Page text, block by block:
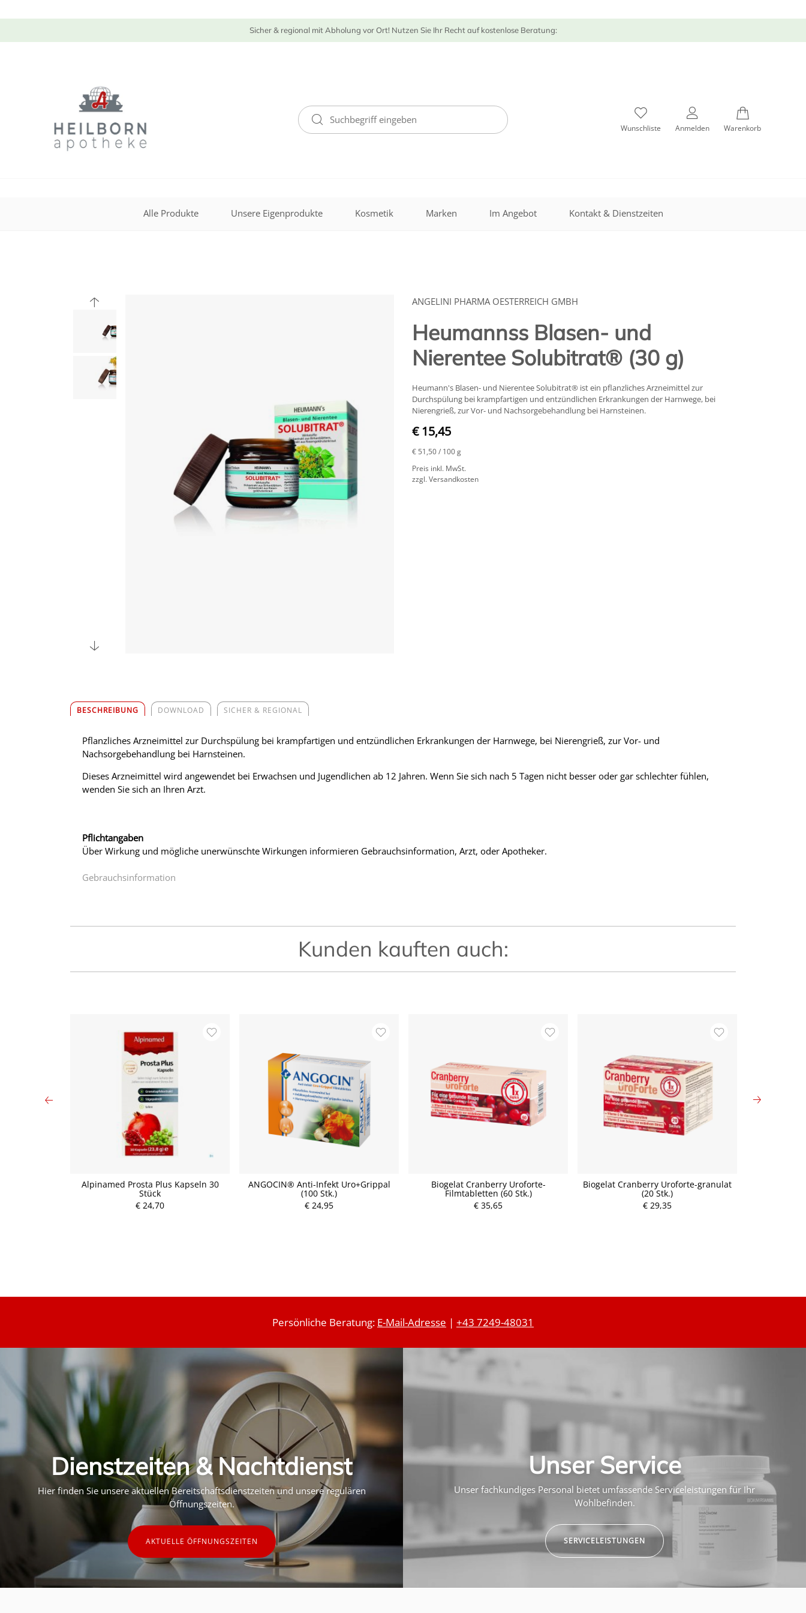
Sicher & regional mit Abholung vor Ort! Nutzen Sie Ihr Recht auf kostenlose Beratung:
Wunschliste Anmelden Warenkorb
Alle Produkte Unsere Eigenprodukte Kosmetik Marken Im Angebot Kontakt & Dienstzeiten
ANGELINI PHARMA OESTERREICH GMBH
Heumannss Blasen- und
Nierentee Solubitrat® (30 g)
Heumann's Blasen- und Nierentee Solubitrat® ist ein pflanzliches Arzneimittel zur
Durchspülung bei krampfartigen und entzündlichen Erkrankungen der Harnwege, bei
Nierengrieß, zur Vor- und Nachsorgebehandlung bei Harnsteinen.
€ 15,45
€ 51,50/ 100 g
Preis inkl. MwSt.
zzgl. Versandkosten
BESCHREIBUNG DOWNLOAD SICHER & REGIONAL
Pflanzliches Arzneimittel zur Durchspülung bei krampfartigen und entzündlichen Erkrankungen der Harnwege, bei Nierengrieß, zur Vor- und
Nachsorgebehandlung bei Harnsteinen.
Dieses Arzneimittel wird angewendet bei Erwachsen und Jugendlichen ab 12 Jahren. Wenn Sie sich nach 5 Tagen nicht besser oder gar schlechter fühlen,
wenden Sie sich an Ihren Arzt.
Pflichtangaben
Über Wirkung und mögliche unerwünschte Wirkungen informieren Gebrauchsinformation, Arzt, oder Apotheker.
Gebrauchsinformation
Kunden kauften auch:
Alpinamed Prosta Plus Kapseln 30
Stück
€ 24,70
ANGOCIN® Anti-Infekt Uro+Grippal
(100 Stk.)
€ 24,95
Biogelat Cranberry Uroforte-
Filmtabletten (60 Stk.)
€ 35,65
Biogelat Cranberry Uroforte-granulat
(20 Stk.)
€ 29,35
r P
P
r P
Persönliche Beratung: E-Mail-Adresse | +43 7249-48031
Dienstzeiten & Nachtdienst
Hier finden Sie unsere aktuellen Bereitschaftsdienstzeiten und unsere regulären
Öffnungszeiten.
AKTUELLE ÖFFNUNGSZEITEN
Unser Service
Unser fachkundiges Personal bietet umfassende Serviceleistungen für Ihr
Wohlbefinden.
SERVICELEISTUNGEN